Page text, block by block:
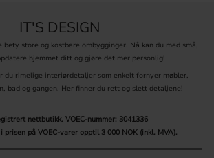
for deg som ønsker å gi ditt IKEA kjøkken en varm
i polert, børstet og antikk utførelse.
og slitesterkt, passer spesielt godt i moderne
og elegant overflate som reflekterer lyset.
naturlig uttrykk, perfekt for skandinavisk stil.
detalj som gjør ditt IKEA kjøkken mer personlig.
og sjarmerende, spesielt fint i landlige kjøkken.
IT'S DESIGN
bety store og kostbare ombygginger. Nå kan du med små,
hjemmet ditt og gjøre det mer personlig!
du rimelige interiørdetaljer som enkelt fornyer møbler,
bad og gangen. Her finner du rett og slett detaljene!
nettbutikk. VOEC-nummer: 3041336
prisen på VOEC-varer opptil 3 000 NOK (inkl. MVA).